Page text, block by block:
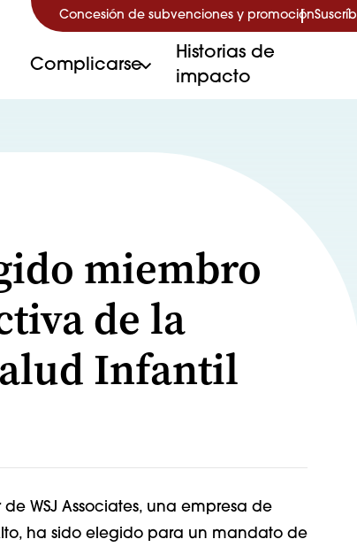
Concesión de subvenciones y promoción
Complicarse
Historias de
impacto
miembro
de la
Infantil
de WSJ Associates, una empresa de
ha sido elegido para un mandato de